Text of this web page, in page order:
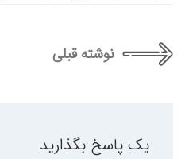
نوشته قبلی
یک پاسخ بگذارید